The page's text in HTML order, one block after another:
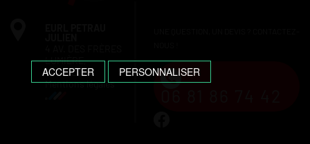
LUMIÈRE,
64140 LONS
Mentions légales
ACCEPTER PERSONNALISER